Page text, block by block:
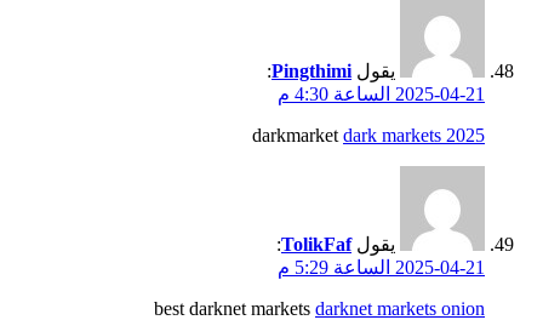
يقول Pingthimi
:
2025-04-21 الساعة 4:30 م
darkmarketdark markets 2025
يقول TolikFaf
:
2025-04-21 الساعة 5:29 م
best darknet marketsdarknet markets onion